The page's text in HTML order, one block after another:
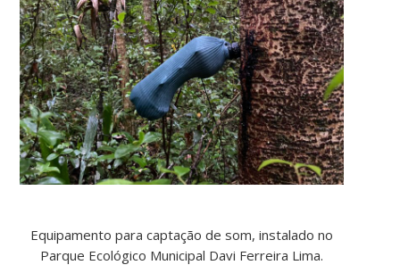
Equipamento para captação de som, instalado no
Parque Ecológico Municipal Davi Ferreira Lima.